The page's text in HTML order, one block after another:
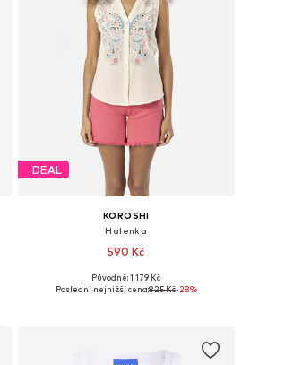
DEAL
KOROSHI
Halenka
590 Kč
Dostupné velikosti: XS, S, M, XL
Původně: 1 179 Kč
Poslední nejnižší cena:825 Kč-28%